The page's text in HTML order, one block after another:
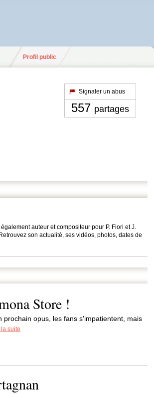
Profil public
Signaler un abus
557 partages
auteur et compositeur pour P. Fiori et J.
son actualité, ses vidéos, photos, dates de
Store !
opus, les fans s'impatientent, mais
la suite